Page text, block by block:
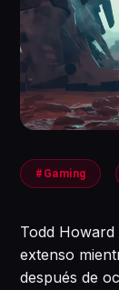
#Gaming
Todd
extenso
después de